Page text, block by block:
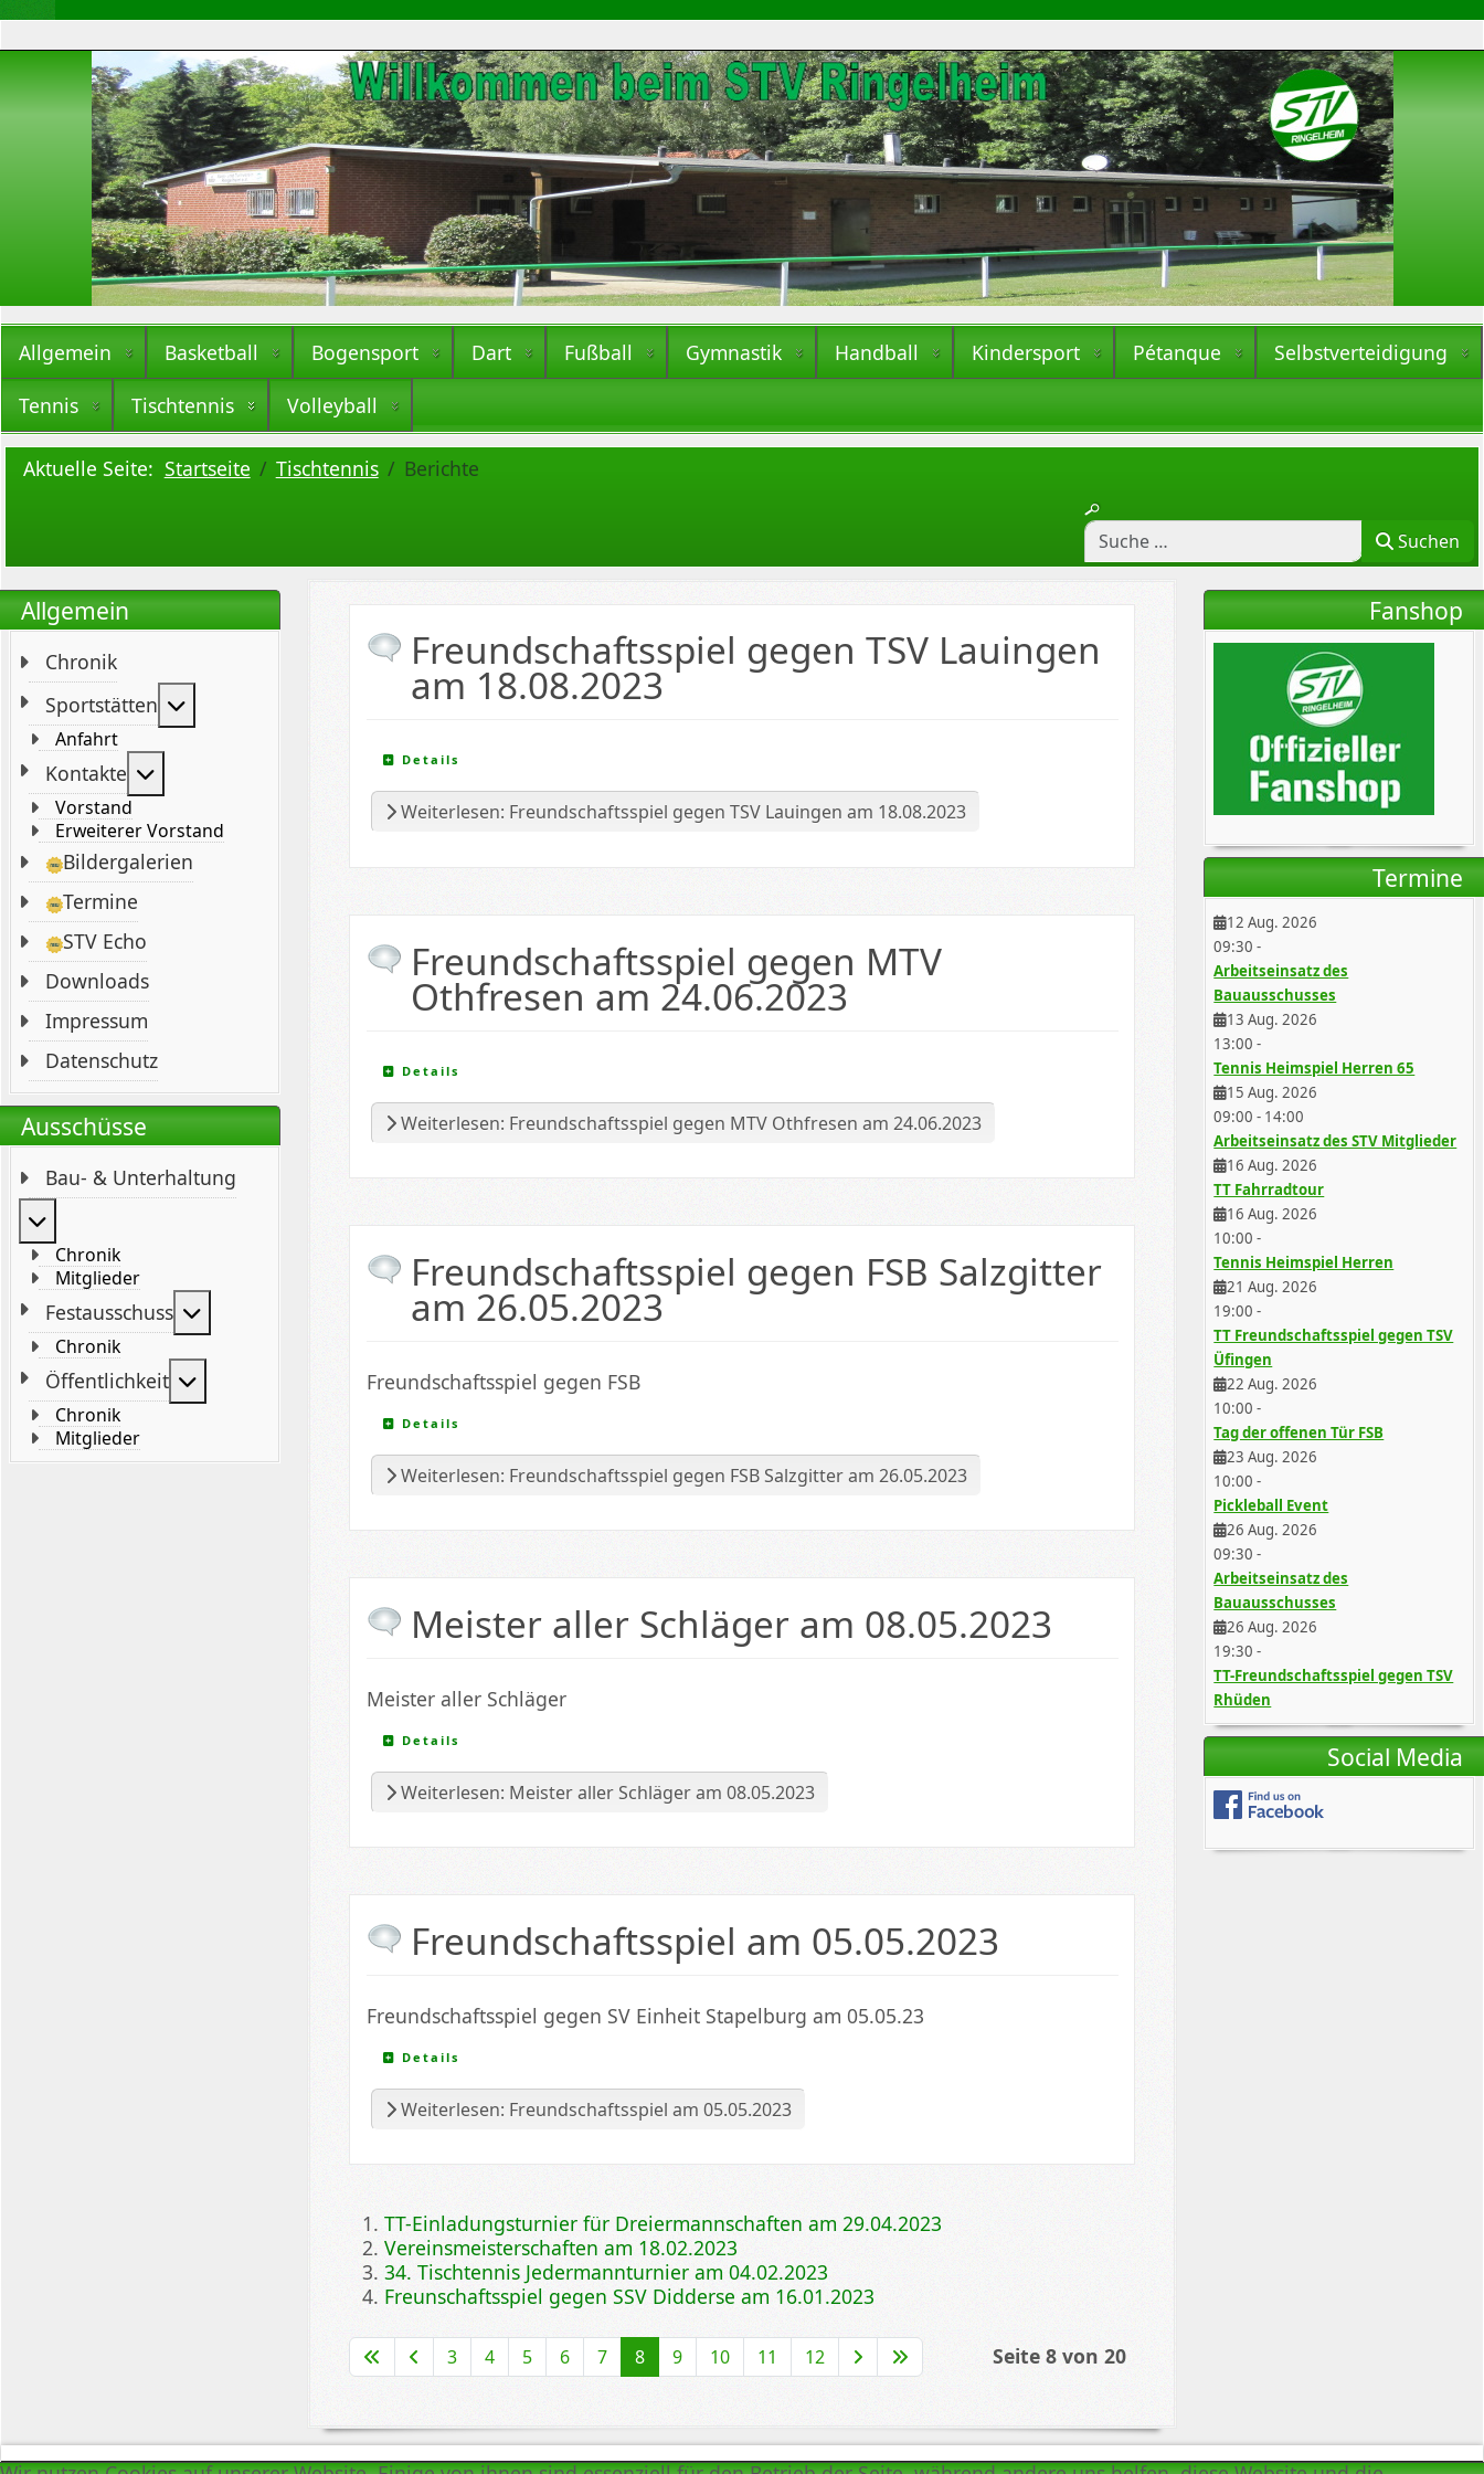
Allgemein Basketball Bogensport Dart Fußball Gymnastik Handball Kindersport Pétanque
Selbstverteidigung
Tennis
Tischtennis Volleyball
Aktuelle Seite: Startseite Tischtennis Berichte
Suchen
Allgemein
Chronik
Sportstätten
Weitere Informationen: Sportstätten
Anfahrt
Kontakte Weitere Informationen: Kontakte
Vorstand
Erweiterer Vorstand
Bildergalerien
Termine
STV Echo
Downloads
Impressum
Datenschutz
Ausschüsse
Bau- & Unterhaltung
Chronik
Mitglieder
Festausschuss Weitere Informationen: Festausschuss
Chronik
Öffentlichkeit Weitere Informationen: Öffentlichkeit
Chronik
Mitglieder
Fanshop
Termine
12 Aug. 2026
09:30 -
Arbeitseinsatz des
Bauausschusses
13 Aug. 2026
13:00 -
Tennis Heimspiel Herren 65
15 Aug. 2026
09:00 - 14:00
Arbeitseinsatz des STV Mitglieder
16 Aug. 2026
TT Fahrradtour
16 Aug. 2026
10:00 -
Tennis Heimspiel Herren
21 Aug. 2026
19:00 -
TT Freundschaftsspiel gegen TSV
Üfingen
22 Aug. 2026
10:00 -
Tag der offenen Tür FSB
23 Aug. 2026
10:00 -
Pickleball Event
26 Aug. 2026
09:30 -
Arbeitseinsatz des
Bauausschusses
26 Aug. 2026
19:30 -
TT-Freundschaftsspiel gegen TSV
Rhüden
Social Media
Freundschaftsspiel gegen TSV Lauingen
am 18.08.2023
Details
Weiterlesen: Freundschaftsspiel gegen TSV Lauingen am 18.08.2023
Freundschaftsspiel gegen MTV
Othfresen am 24.06.2023
Details
Weiterlesen: Freundschaftsspiel gegen MTV Othfresen am 24.06.2023
Freundschaftsspiel gegen FSB Salzgitter
am 26.05.2023
Freundschaftsspiel gegen FSB
Details
Weiterlesen: Freundschaftsspiel gegen FSB Salzgitter am 26.05.2023
Meister aller Schläger am 08.05.2023
Meister aller Schläger
Details
Weiterlesen: Meister aller Schläger am 08.05.2023
Freundschaftsspiel am 05.05.2023
Freundschaftsspiel gegen SV Einheit Stapelburg am 05.05.23
Details
Weiterlesen: Freundschaftsspiel am 05.05.2023
TT-Einladungsturnier für Dreiermannschaften am 29.04.2023
Vereinsmeisterschaften am 18.02.2023
34. Tischtennis Jedermannturnier am 04.02.2023
Freunschaftsspiel gegen SSV Didderse am 16.01.2023
Seite 8 von 20
3 4 5 6 7 8 9 10 11 12